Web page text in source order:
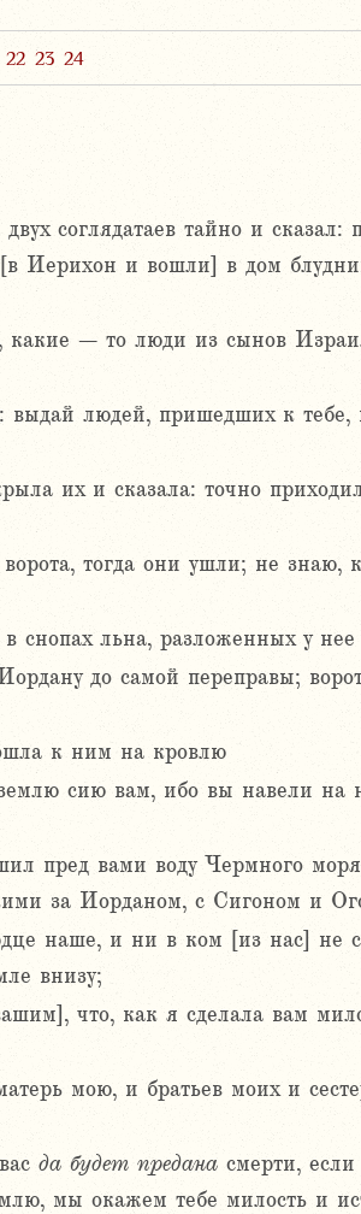
22 23 24
соглядатаев тайно и сказал:
и вошли] в дом
– то люди из сынов
выдай людей, пришедших к
их и сказала: точно
тогда они ушли; не знаю,
снопах льна, разложенных у нее
до самой переправы;
к ним на кровлю
сию вам, ибо вы навели на
пред вами воду Чермного
за Иорданом, с Сигоном и
наше, и ни в ком [из нас] не
внизу;
что, как я сделала вам
мою, и братьев моих и
да будет предана смерти,
мы окажем тебе милость и